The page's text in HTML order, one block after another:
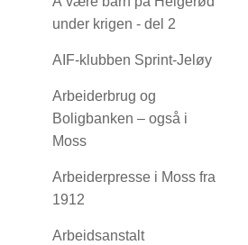
under krigen - del 2
AIF-klubben Sprint-Jeløy
Arbeiderbrug og
Boligbanken – også i
Moss
Arbeiderpresse i Moss fra
1912
Arbeidsanstalt